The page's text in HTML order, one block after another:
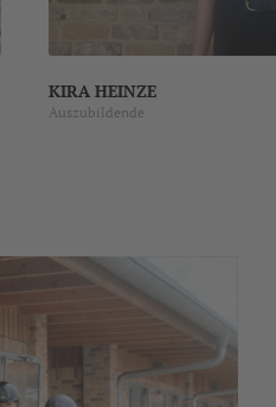
KIRA HEINZE
Auszubildende